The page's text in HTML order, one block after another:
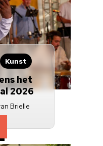
Kunst
het
2026
Brielle